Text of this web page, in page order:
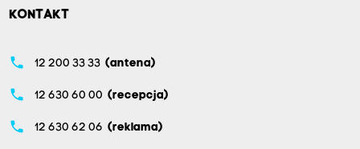
KONTAKT
phone 12 200 33 33 (antena)
phone 12 630 60 00 (recepcja)
phone 12 630 62 06 (reklama)